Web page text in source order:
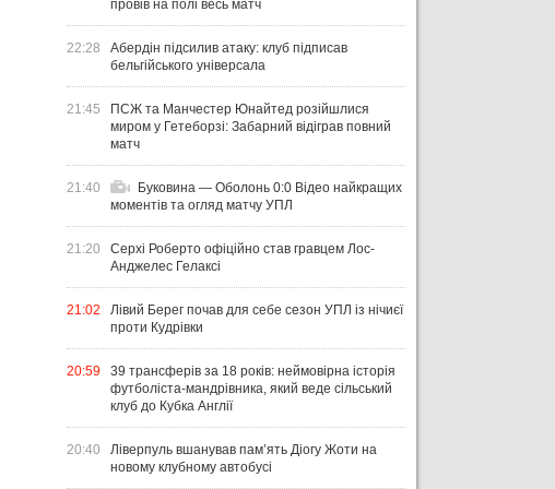
провів на полі весь матч
22:28
Абердін підсилив атаку: клуб підписав
бельгійського універсала
21:45
ПСЖ та Манчестер Юнайтед розійшлися
миром у Гетеборзі: Забарний відіграв повний
матч
21:40
Буковина — Оболонь 0:0 Відео найкращих
моментів та огляд матчу УПЛ
21:20
Серхі Роберто офіційно став гравцем Лос-
Анджелес Гелаксі
21:02
Лівий Берег почав для себе сезон УПЛ із нічиєї
проти Кудрівки
20:59
39 трансферів за 18 років: неймовірна історія
футболіста-мандрівника, який веде сільський
клуб до Кубка Англії
20:40
Ліверпуль вшанував пам’ять Діогу Жоти на
новому клубному автобусі